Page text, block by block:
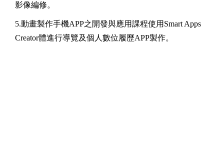
影像編修。
5.動畫製作手機APP之開發與應用課程使用Smart Apps
Creator體進行導覽及個人數位履歷APP製作。